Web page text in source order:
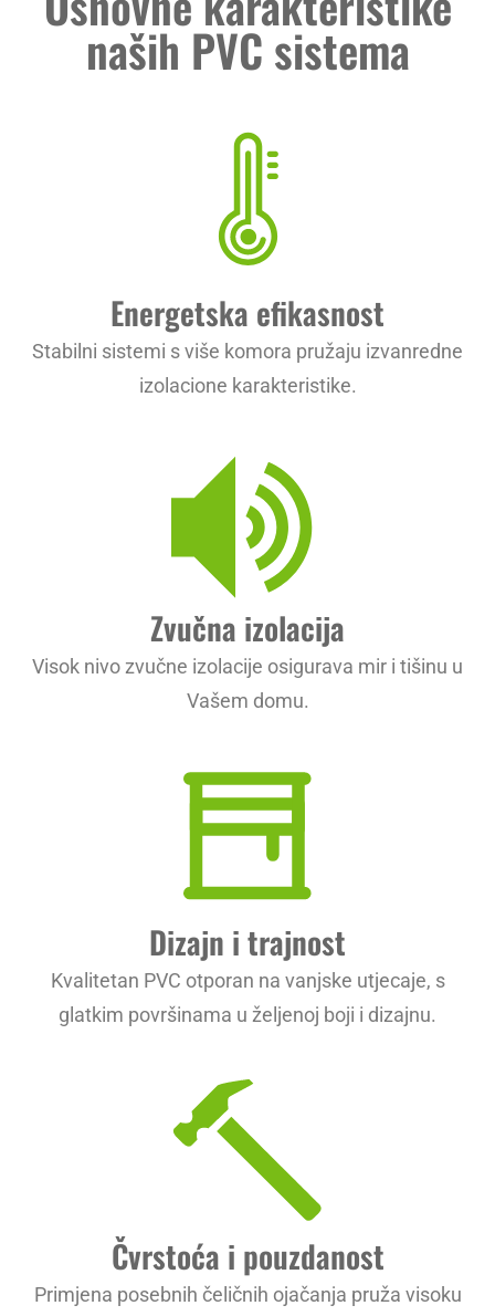
naših PVC sistema
Energetska efikasnost
Stabilni sistemi s više komora pružaju izvanredne
izolacione karakteristike.
Zvučna izolacija
Visok nivo zvučne izolacije osigurava mir i tišinu u
Vašem domu.
Dizajn i trajnost
Kvalitetan PVC otporan na vanjske utjecaje, s
glatkim površinama u željenoj boji i dizajnu.
Čvrstoća i pouzdanost
Primjena posebnih čeličnih ojačanja pruža visoku